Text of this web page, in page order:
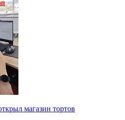
магазин тортов